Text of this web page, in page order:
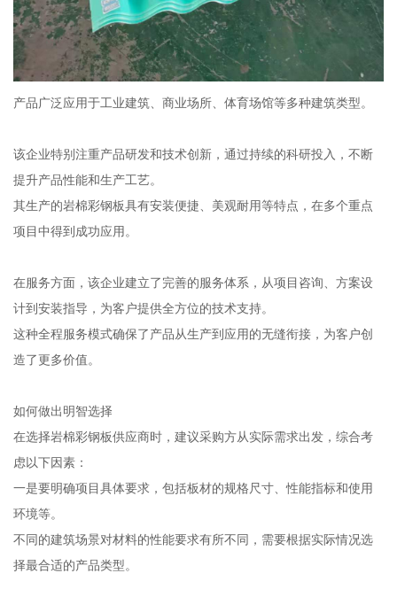
产品广泛应用于工业建筑、商业场所、体育场馆等多种建筑类型。
该企业特别注重产品研发和技术创新，通过持续的科研投入，不断
提升产品性能和生产工艺。
其生产的岩棉彩钢板具有安装便捷、美观耐用等特点，在多个重点
项目中得到成功应用。
在服务方面，该企业建立了完善的服务体系，从项目咨询、方案设
计到安装指导，为客户提供全方位的技术支持。
这种全程服务模式确保了产品从生产到应用的无缝衔接，为客户创
造了更多价值。
如何做出明智选择
在选择岩棉彩钢板供应商时，建议采购方从实际需求出发，综合考
虑以下因素：
一是要明确项目具体要求，包括板材的规格尺寸、性能指标和使用
环境等。
不同的建筑场景对材料的性能要求有所不同，需要根据实际情况选
择最合适的产品类型。